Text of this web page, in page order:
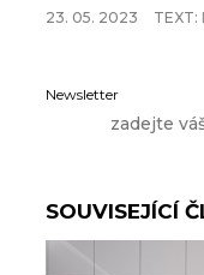
23. 05. 2023 TEXT:
Newsletter
SOUVISEJÍCÍ